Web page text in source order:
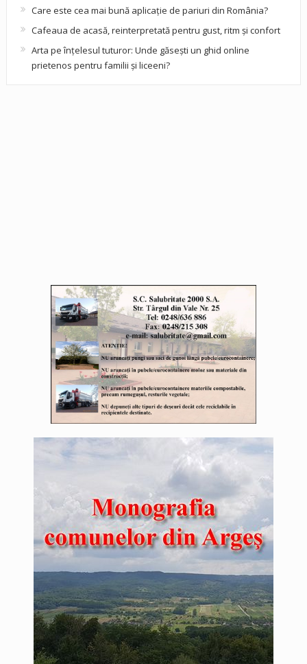
Care este cea mai bună aplicație de pariuri din România?
Cafeaua de acasă, reinterpretată pentru gust, ritm și confort
Arta pe înțelesul tuturor: Unde găsești un ghid online
prietenos pentru familii și liceeni?